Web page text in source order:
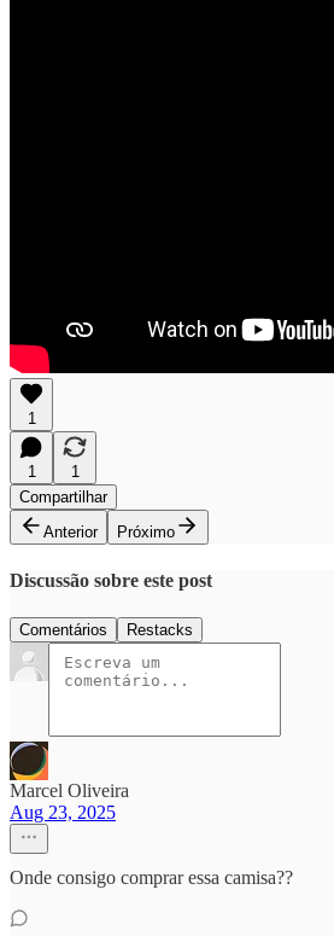
1
1
1
Compartilhar
Anterior
Próximo
Discussão sobre este post
Comentários Restacks
Marcel Oliveira
Aug 23, 2025
Onde consigo comprar essa camisa??